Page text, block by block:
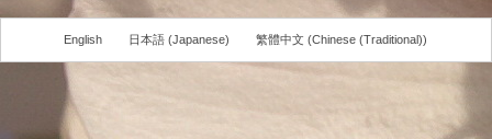
English 日本語 (Japanese) 繁體中文 (Chinese (Traditional))